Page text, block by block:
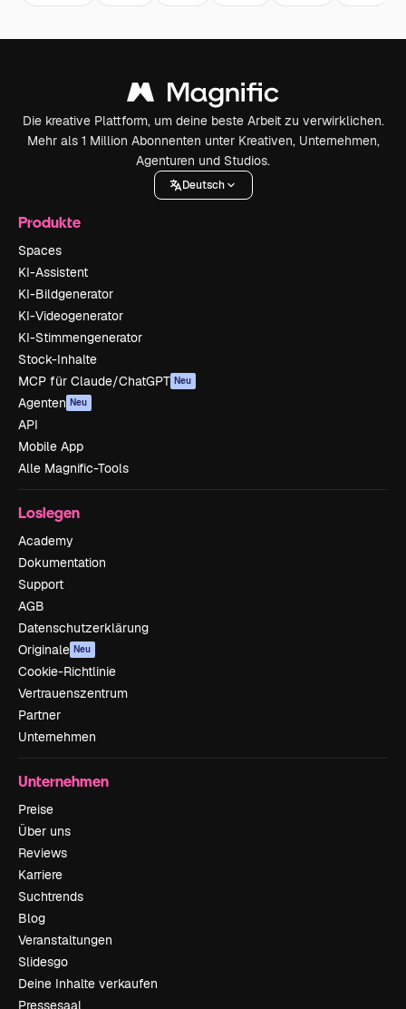
Die kreative Plattform, um deine beste Arbeit zu verwirklichen.
Mehr als 1 Million Abonnenten unter Kreativen, Unternehmen,
Agenturen und Studios.
Deutsch
Produkte
Spaces
KI-Assistent
KI-Bildgenerator
KI-Videogenerator
KI-Stimmengenerator
Stock-Inhalte
MCP für Claude/ChatGPT Neu
Agenten Neu
API
Mobile App
Alle Magnific-Tools
Loslegen
Academy
Dokumentation
Support
AGB
Datenschutzerklärung
Originale Neu
Cookie-Richtlinie
Vertrauenszentrum
Partner
Unternehmen
Unternehmen
Preise
Über uns
Reviews
Karriere
Suchtrends
Blog
Veranstaltungen
Slidesgo
Deine Inhalte verkaufen
Pressesaal